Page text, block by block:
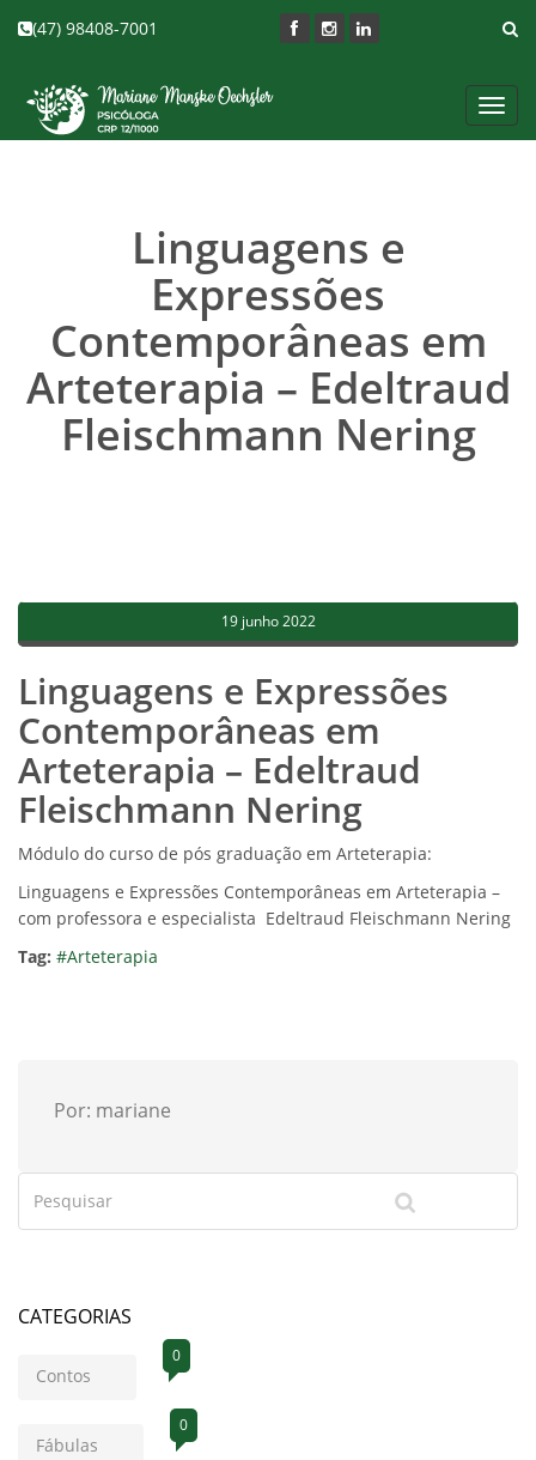
(47) 98408-7001
Linguagens e
Expressões
Contemporâneas em
Arteterapia – Edeltraud
Fleischmann Nering
19 junho 2022
Linguagens e Expressões
Contemporâneas em
Arteterapia – Edeltraud
Fleischmann Nering
Módulo do curso de pós graduação em Arteterapia:
Linguagens e Expressões Contemporâneas em Arteterapia –
com professora e especialista Edeltraud Fleischmann Nering
Tag: #Arteterapia
Por: mariane
CATEGORIAS
Contos
0
Fábulas
0